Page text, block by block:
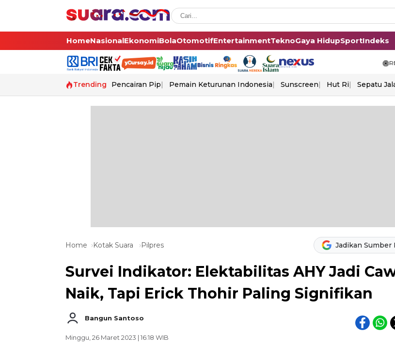
HomeNasionalEkonomiBolaOtomotifEntertainmentTeknoGaya HidupSportIndeks
Trending Pencairan Pip Pemain Keturunan Indonesia Sunscreen Hut Ri Sepatu
Home Kotak Suara Pilpres Jadikan Sumber
Survei Indikator: Elektabilitas AHY Jadi
Naik, Tapi Erick Thohir Paling Signifikan
Bangun Santoso
Minggu, 26 Maret 2023 | 16:18 WIB